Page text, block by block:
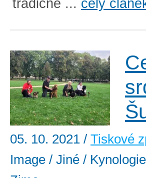
tradičně ... celý
05. 10. 2021 / Tiskové
Image / Jiné /